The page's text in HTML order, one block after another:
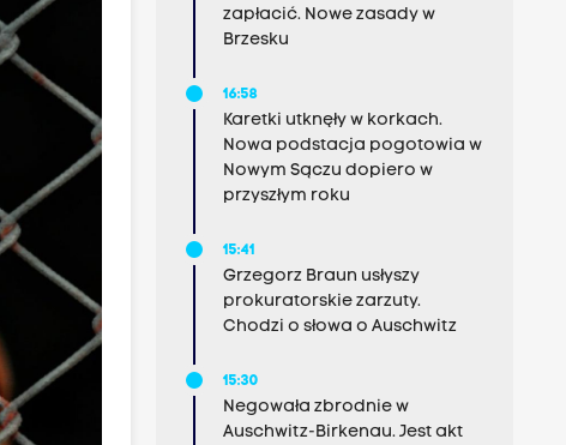
zapłacić. Nowe zasady w
Brzesku
16:58
Karetki utknęły w korkach.
Nowa podstacja pogotowia w
Nowym Sączu dopiero w
przyszłym roku
15:41
Grzegorz Braun usłyszy
prokuratorskie zarzuty.
Chodzi o słowa o Auschwitz
15:30
Negowała zbrodnie w
Auschwitz-Birkenau. Jest akt